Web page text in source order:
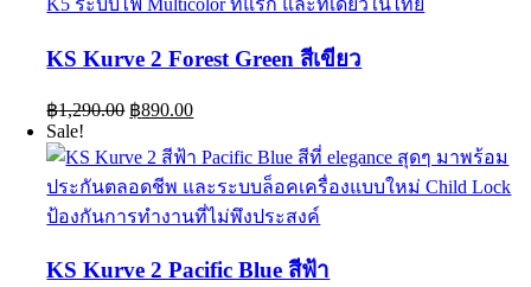
KS Kurve 2 Forest Green สีเขียว
฿1,290.00 Original
was:
฿1,290.00.
฿890.00Current
is:
฿890.00.
Sale!
KS Kurve 2 Pacific Blue สีฟ้า